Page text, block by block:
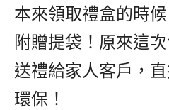
本來領取禮盒的時
附贈提袋！原來這
送禮給家人客戶，
環保！